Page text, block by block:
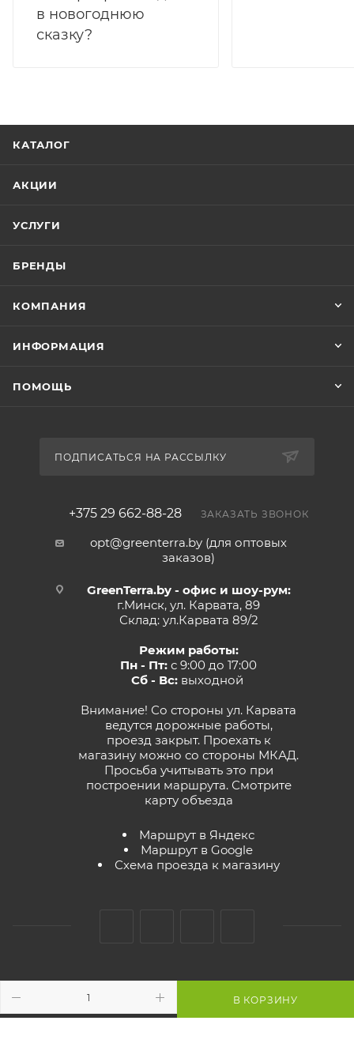
В КОРЗИНУ
в новогоднюю
сказку?
КАТАЛОГ
АКЦИИ
УСЛУГИ
БРЕНДЫ
КОМПАНИЯ
ИНФОРМАЦИЯ
ПОМОЩЬ
ПОДПИСАТЬСЯ НА РАССЫЛКУ
+375 29 662-88-28 ЗАКАЗАТЬ ЗВОНОК
opt@greenterra.by (для оптовых
заказов)
GreenTerra.by - офис и шоу-рум:
г.Минск, ул. Карвата, 89
Склад: ул.Карвата 89/2
Режим работы:
Пн - Пт: с 9:00 до 17:00
Сб - Вс:выходной
Внимание! Со стороны ул. Карвата
ведутся дорожные работы,
проезд закрыт. Проехать к
магазину можно со стороны МКАД.
Просьба учитывать это при
построении маршрута. Смотрите
карту объезда
Маршрут в Яндекс
Маршрут в Google
Схема проезда к магазину